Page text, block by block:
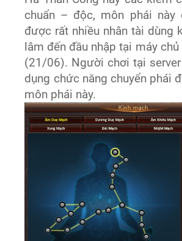
chuẩn – độc, môn phái này
được rất nhiều nhân tài dùng
lâm đến đầu nhập tại máy
(21/06). Người chơi tại
dụng chức năng chuyển phái
môn phái này.